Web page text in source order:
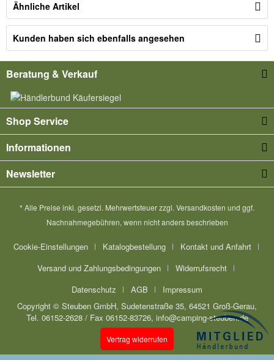
Ähnliche Artikel
Kunden haben sich ebenfalls angesehen
Beratung & Verkauf
Shop Service
Informationen
Newsletter
* Alle Preise inkl. gesetzl. Mehrwertsteuer zzgl. Versandkosten und ggf.
Nachnahmegebühren, wenn nicht anders beschrieben
Cookie-Einstellungen Katalogbestellung
Kontakt und Anfahrt
Versand und Zahlungsbedingungen
Widerrufsrecht
Datenschutz
AGB
Impressum
Copyright © Steuben GmbH, Sudetenstraße 35, 64521 Groß-Gerau,
Tel. 06152-2628 / Fax 06152-83726, info@camping-steuben.de
Vertrag widerrufen